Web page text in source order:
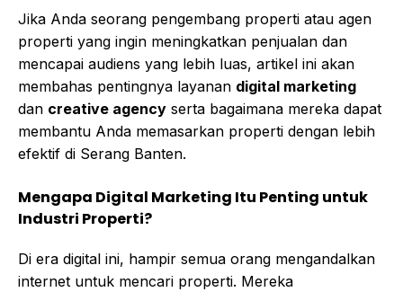
Jika Anda seorang pengembang properti atau agen
properti yang ingin meningkatkan penjualan dan
mencapai audiens yang lebih luas, artikel ini akan
membahas pentingnya layanan digital marketing
dan creative agency serta bagaimana mereka dapat
membantu Anda memasarkan properti dengan lebih
efektif di Serang Banten.
Mengapa Digital Marketing Itu Penting untuk
Industri Properti?
Di era digital ini, hampir semua orang mengandalkan
internet untuk mencari properti. Mereka